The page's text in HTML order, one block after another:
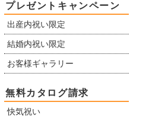
プレゼントキャンペーン
出産内祝い限定
結婚内祝い限定
お客様ギャラリー
無料カタログ請求
快気祝い